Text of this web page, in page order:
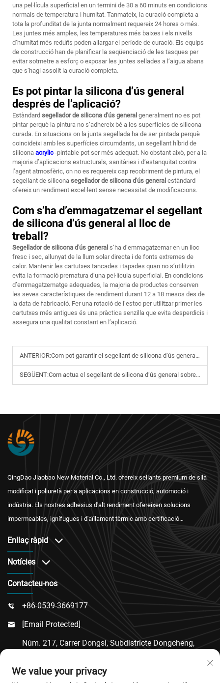
una pel·lícula superficial en un termini de 30 a 60 minuts en condicions
normals de temperatura i humitat. Tanmateix, la curació completa a
tota la profunditat de la junta normalment requereix 24 hores o més.
Les juntes més amples, les temperatures més baixes i els nivells
d’humitat més reduïts poden allargar el període de curació. Els equips
de construcció han de planificar la seqüenciació de les tasques per
evitar sotmetre a esforç o exposar les juntes sellades a l’aigua abans
que s’hagi assolit la curació completa.
Es pot pintar la silicona d’ús general
després de l’aplicació?
Estàndard segellador de silicona d'ús general generalment no es pot
pintar perquè la pintura no s’adhereix bé a les superfícies de silicona
curada. En situacions on la junta segellada ha de ser pintada perquè
coincideixi amb les superfícies circumdants, un segellant híbrid de
silicona acrylic -pintable pot ser més adequat. No obstant això, per a la
majoria d’aplicacions estructurals, sanitàries i d’estanquitat contra
l’agent atmosfèric, on no es requereix cap recobriment de pintura, el
segellant de silicona segellador de silicona d'ús general estàndard
ofereix un rendiment excel·lent sense necessitat de modificacions.
Com s’ha d’emmagatzemar el segellant
de silicona d’ús general al lloc de
treball?
Segellador de silicona d'ús general s’ha d’emmagatzemar en un lloc
fresc i sec, allunyat de la llum solar directa i de fonts extremes de
calor. Mantenir les cartutxes tancades i tapades quan no s’utilitzin
evita la formació prematura d’una pel·lícula superficial. En condicions
d’emmagatzematge adequades, la majoria de productes conserven
les seves característiques de rendiment durant 12 a 18 mesos des de
la data de fabricació. Fer una rotació de l’estoc per utilitzar primer les
cartutxes més antigues és una pràctica senzilla que evita desperdicis i
assegura una qualitat constant en l’aplicació.
ANTERIOR:Com pot garantir el segellant de silicona d’ús general una estanquitat a prova d’aigua duradora?
SEGÜENT:Com actua el segellant de silicona d’ús general sobre diversos sustrats?
QingDao Jiaobao New Material Co., Ltd. ofereix sellants premium de silà
modificat i poliuretà per a aplicacions en construcció, automoció i
indústria. Els nostres adhesius d'alt rendiment ofereixen solucions
impermeables, ignífugues i d'aïllament tèrmic amb certificació
Enllaç ràpid
Notícies
Contacteu-nos
 +86-0539-3669177
 [email Protected]
Núm. 217, Carrer Dongsi, Subdistricte Dongcheng,
Shandong
We value your privacy